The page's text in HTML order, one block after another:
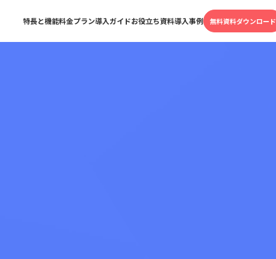
特長と機能料金プラン導入ガイドお役立ち資料導入事例 無料資料ダウンロード